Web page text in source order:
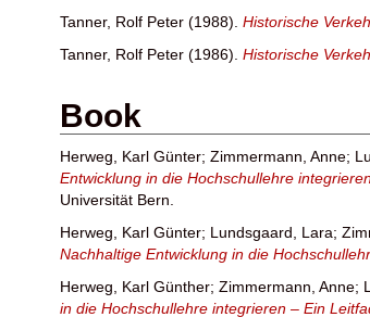
Tanner, Rolf Peter (1988). Historische
Tanner, Rolf Peter (1986). Historische
Book
Herweg, Karl Günter; Zimmermann, Anne;
Entwicklung in die Hochschullehre
Universität Bern.
Herweg, Karl Günter; Lundsgaard, Lara;
Nachhaltige Entwicklung in die
Herweg, Karl Günther; Zimmermann, Anne;
in die Hochschullehre integrieren – Ein